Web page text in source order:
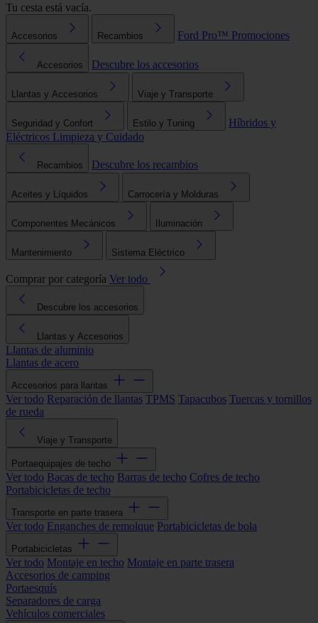
Tu cesta está vacía.
Accesorios Recambios Ford Pro™ Promociones
Accesorios Descubre los accesorios
Llantas y Accesorios Viaje y Transporte
Seguridad y Confort Estilo y Tuning
Híbridos y
Eléctricos Limpieza y Cuidado
Recambios Descubre los recambios
Aceites y Líquidos Carrocería y Molduras
Componentes Mecánicos Iluminación
Mantenimiento Sistema Eléctrico
Comprar por categoría Ver todo
Descubre los accesorios
Llantas y Accesorios
Llantas de aluminio
Llantas de acero
Accesorios para llantas
Ver todo Reparación de llantas TPMS Tapacubos Tuercas y tornillos
de rueda
Viaje y Transporte
Portaequipajes de techo
Ver todo Bacas de techo Barras de techo Cofres de techo
Portabicicletas de techo
Transporte en parte trasera
Ver todo Enganches de remolque Portabicicletas de bola
Portabicicletas
Ver todo Montaje en techo Montaje en parte trasera
Accesorios de camping
Portaesquís
Separadores de carga
Vehículos comerciales